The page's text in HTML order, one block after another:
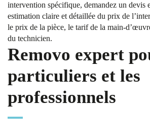
intervention spécifique, demandez un devis
estimation claire et détaillée du prix de
le prix de la pièce, le tarif de la main-
du technicien.
Removo expert
particuliers et les
professionnels